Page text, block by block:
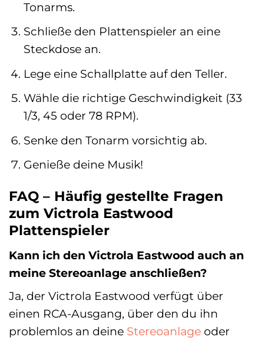
Tonarms.
Schließe den Plattenspieler an eine
Steckdose an.
Lege eine Schallplatte auf den Teller.
Wähle die richtige Geschwindigkeit (33
1/3, 45 oder 78 RPM).
Senke den Tonarm vorsichtig ab.
Genieße deine Musik!
FAQ – Häufig gestellte Fragen
zum Victrola Eastwood
Plattenspieler
Kann ich den Victrola Eastwood auch an
meine Stereoanlage anschließen?
Ja, der Victrola Eastwood verfügt über
einen RCA-Ausgang, über den du ihn
problemlos an deine Stereoanlage oder